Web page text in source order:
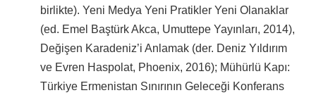
birlikte). Yeni Medya Yeni Pratikler Yeni Olanaklar
(ed. Emel Baştürk Akca, Umuttepe Yayınları, 2014),
Değişen Karadeniz’i Anlamak (der. Deniz Yıldırım
ve Evren Haspolat, Phoenix, 2016); Mühürlü Kapı:
Türkiye Ermenistan Sınırının Geleceği Konferans